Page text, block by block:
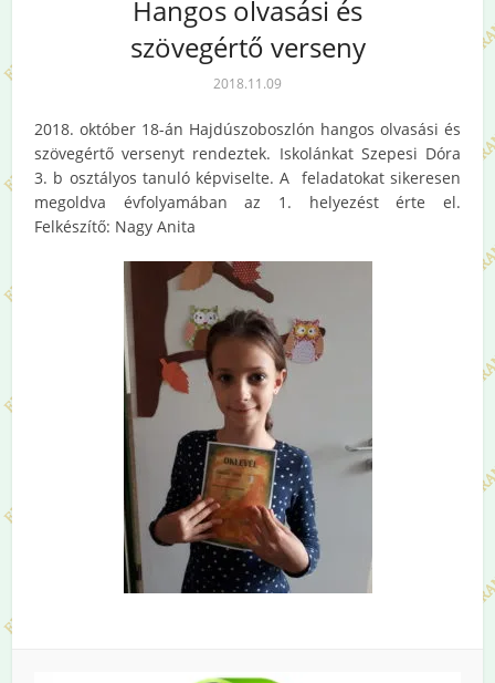
Hangos olvasási és
szövegértő verseny
2018.11.09
2018. október 18-án Hajdúszoboszlón hangos olvasási és
szövegértő versenyt rendeztek. Iskolánkat Szepesi Dóra
3. b osztályos tanuló képviselte. A feladatokat sikeresen
megoldva évfolyamában az 1. helyezést érte el.
Felkészítő: Nagy Anita